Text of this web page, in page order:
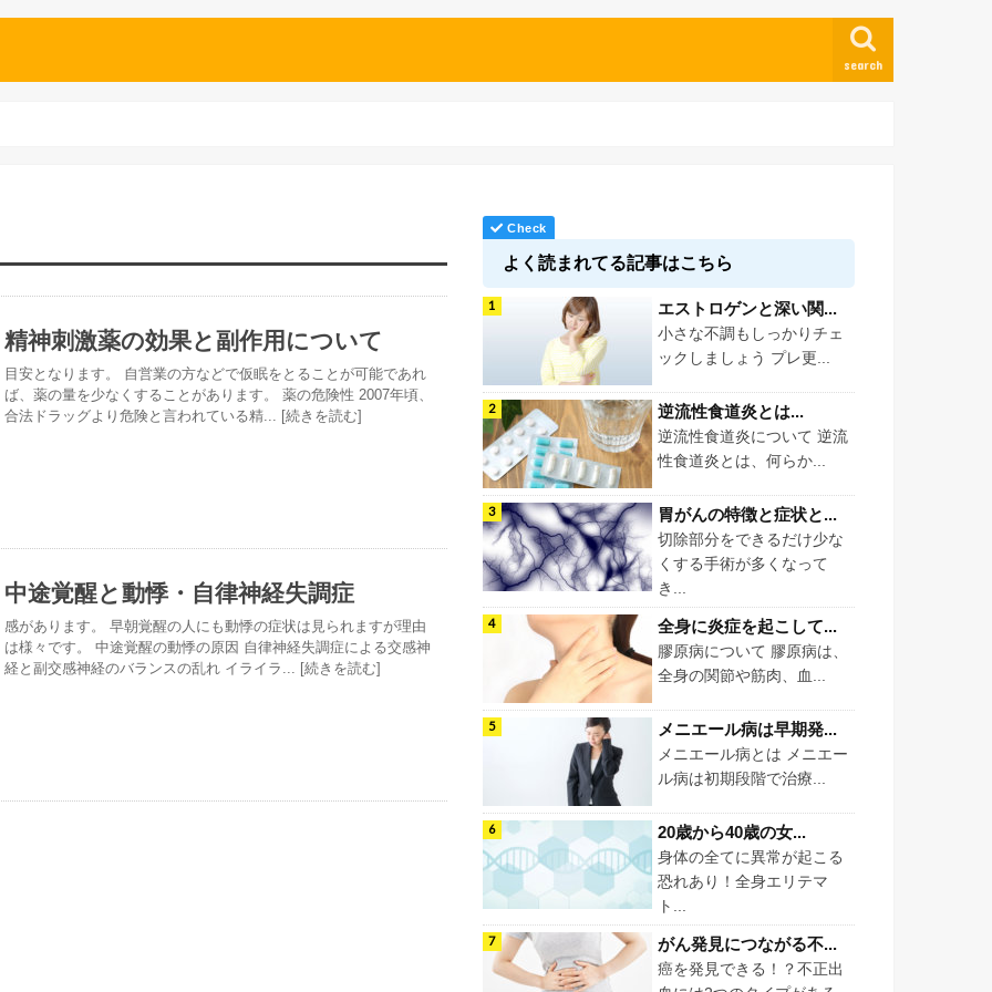
search
精神刺激薬の効果と副作用について
目安となります。 自営業の方などで仮眠をとることが可能であれ
ば、薬の量を少なくすることがあります。 薬の危険性 2007年頃、
合法ドラッグより危険と言われている精... [続きを読む]
中途覚醒と動悸・自律神経失調症
感があります。 早朝覚醒の人にも動悸の症状は見られますが理由
は様々です。 中途覚醒の動悸の原因 自律神経失調症による交感神
経と副交感神経のバランスの乱れ イライラ... [続きを読む]
よく読まれてる記事はこちら
エストロゲンと深い関...
小さな不調もしっかりチェ
ックしましょう プレ更...
逆流性食道炎とは...
逆流性食道炎について 逆流
性食道炎とは、何らか...
胃がんの特徴と症状と...
切除部分をできるだけ少な
くする手術が多くなって
き...
全身に炎症を起こして...
膠原病について 膠原病は、
全身の関節や筋肉、血...
メニエール病は早期発...
メニエール病とは メニエー
ル病は初期段階で治療...
20歳から40歳の女...
身体の全てに異常が起こる
恐れあり！全身エリテマ
ト...
がん発見につながる不...
癌を発見できる！？不正出